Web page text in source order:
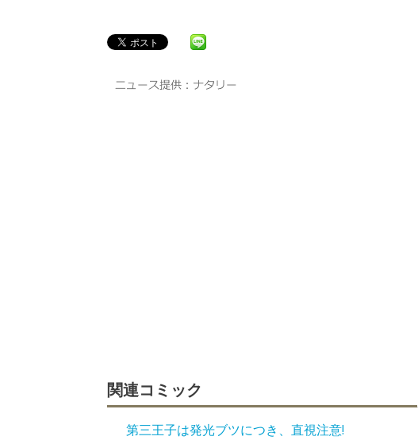
関連コミック
第三王子は発光ブツにつき、直視注意!